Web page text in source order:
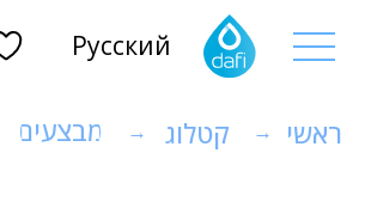
Русский